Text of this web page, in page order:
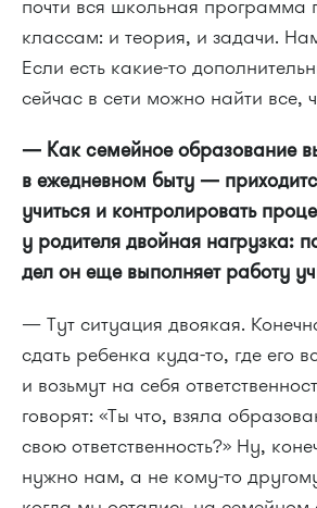
почти вся школьная программа
классам: и теория, и задачи.
Если есть какие-то
сейчас в сети можно найти все,
— Как семейное образование
в ежедневном быту —
учиться и контролировать
у родителя двойная нагрузка:
дел он еще выполняет работу
— Тут ситуация двоякая.
сдать ребенка куда-то, где его
и возьмут на себя
говорят: «Ты что, взяла
свою ответственность?» Ну,
нужно нам, а не кому-то